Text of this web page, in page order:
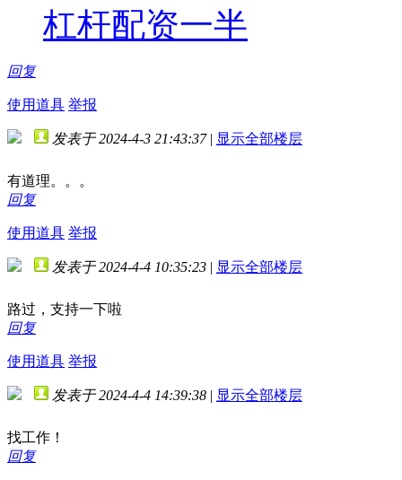
杠杆配资一半
回复
使用道具 举报
发表于 2024-4-3 21:43:37 | 显示全部楼层
有道理。。。
回复
使用道具 举报
发表于 2024-4-4 10:35:23 | 显示全部楼层
路过，支持一下啦
回复
使用道具 举报
发表于 2024-4-4 14:39:38 | 显示全部楼层
找工作！
回复